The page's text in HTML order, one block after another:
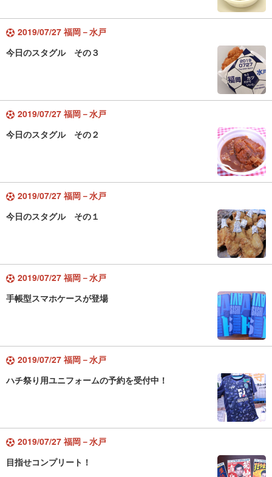
2019/07/27 福岡－水戸
今日のスタグル その３
2019/07/27 福岡－水戸
今日のスタグル その２
2019/07/27 福岡－水戸
今日のスタグル その１
2019/07/27 福岡－水戸
手帳型スマホケースが登場
2019/07/27 福岡－水戸
ハチ祭り用ユニフォームの予約を受付中！
2019/07/27 福岡－水戸
目指せコンプリート！